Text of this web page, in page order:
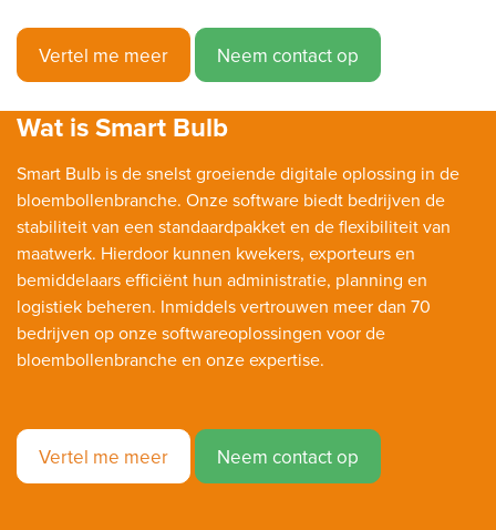
Vertel me meer Neem contact op
Wat is Smart Bulb
Smart Bulb is de snelst groeiende digitale oplossing in de
bloembollenbranche. Onze software biedt bedrijven de
stabiliteit van een standaardpakket en de flexibiliteit van
maatwerk. Hierdoor kunnen kwekers, exporteurs en
bemiddelaars efficiënt hun administratie, planning en
logistiek beheren. Inmiddels vertrouwen meer dan 70
bedrijven op onze softwareoplossingen voor de
bloembollenbranche en onze expertise.
Vertel me meer Neem contact op